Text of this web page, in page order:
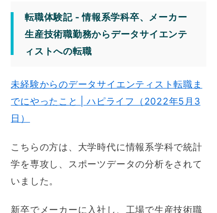
転職体験記 - 情報系学科卒、メーカー
生産技術職勤務からデータサイエンテ
ィストへの転職
未経験からのデータサイエンティスト転職ま
でにやったこと | ハピライフ（2022年5月3
日）
こちらの方は、大学時代に情報系学科で統計
学を専攻し、スポーツデータの分析をされて
いました。
新卒でメーカーに入社し、工場で生産技術職